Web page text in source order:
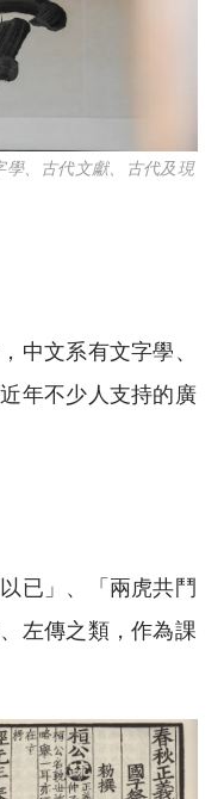
、古代文獻、古代及現
中文系有文字學、
年不少人支持的廣
已」、「兩虎共鬥
左傳之類，作為課